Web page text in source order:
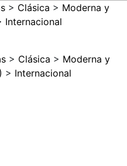
> Clásica > Moderna y
Internacional
> Clásica > Moderna y
> Internacional